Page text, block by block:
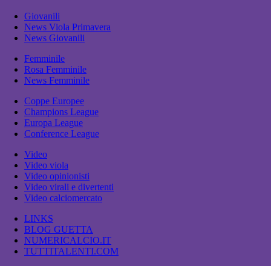
Giovanili
News Viola Primavera
News Giovanili
Femminile
Rosa Femminile
News Femminile
Coppe Europee
Champions League
Europa League
Conference League
Video
Video viola
Video opinionisti
Video virali e divertenti
Video calciomercato
LINKS
BLOG GUETTA
NUMERICALCIO.IT
TUTTITALENTI.COM